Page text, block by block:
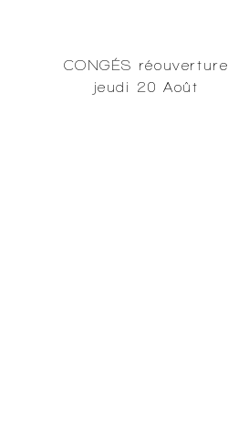
CONGÉS réouverture
jeudi 20 Août